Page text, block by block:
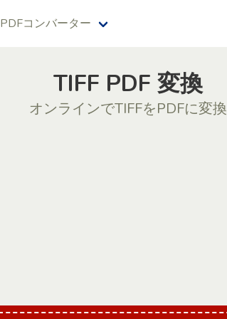
PDFコンバーター
TIFF PDF 変換
オンラインでTIFFをPDFに変換